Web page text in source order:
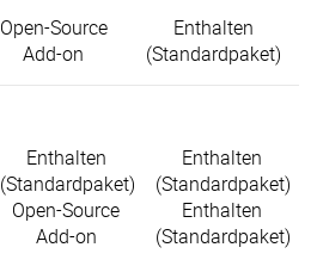
Open-Source
Add-on
Enthalten
(Standardpaket)
Enthalten
(Standardpaket)
Open-Source
Add-on
Enthalten
(Standardpaket)
Enthalten
(Standardpaket)